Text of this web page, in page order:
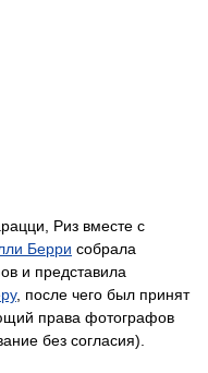
Риз вместе с
Берри собрала
и представила
, после чего был принят
права фотографов
без согласия).